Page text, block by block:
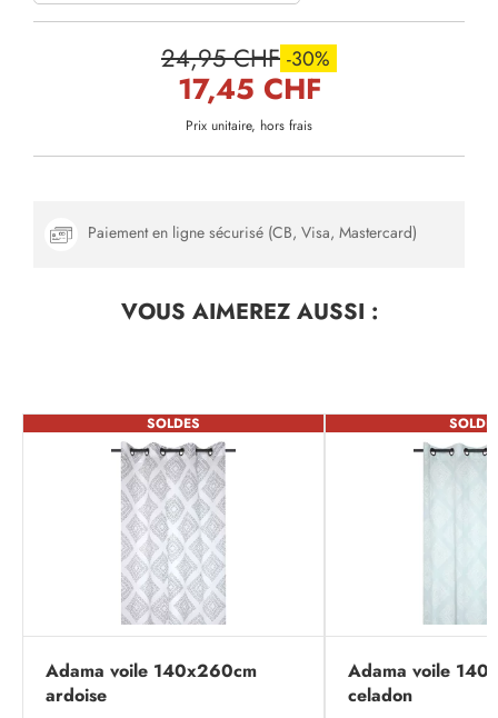
24,95 CHF -30%
17,45 CHF
Prix unitaire, hors frais
Paiement en ligne sécurisé (CB, Visa, Mastercard)
VOUS AIMEREZAUSSI :
SOLDES
Adama voile 140x260cm
ardoise
Adama voile
celadon